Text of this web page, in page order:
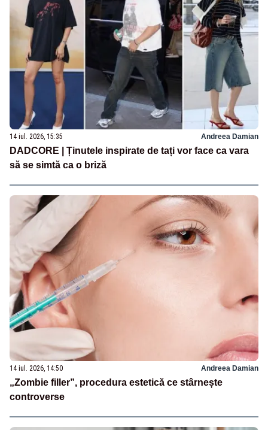
14 iul. 2026, 15:35 Andreea Damian
DADCORE | Ținutele inspirate de tați vor face ca vara
să se simtă ca o briză
14 iul. 2026, 14:50 Andreea Damian
„Zombie filler”, procedura estetică ce stârnește
controverse